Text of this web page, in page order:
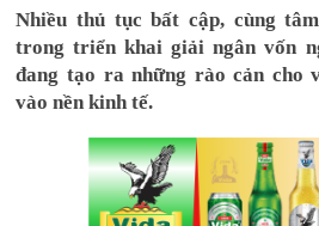
Nhiều thủ tục bất cập, cùng
trong triển khai giải ngân vốn
đang tạo ra những rào cản cho
vào nền kinh tế.